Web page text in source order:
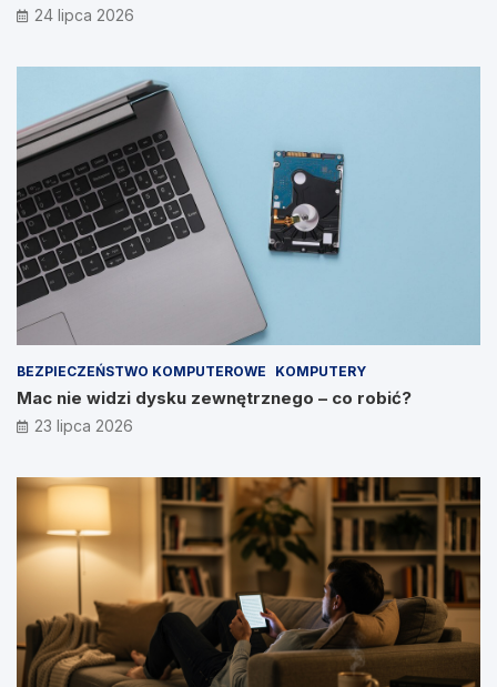
24 lipca 2026
BEZPIECZEŃSTWO KOMPUTEROWE KOMPUTERY
Mac nie widzi dysku zewnętrznego – co robić?
23 lipca 2026